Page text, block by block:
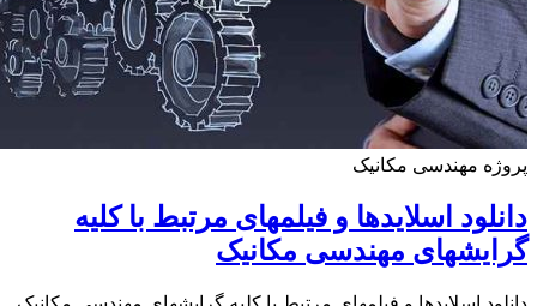
مهندسی مکانیک
اسلایدها و فیلمهای مرتبط با کلیه
مهندسی مکانیک